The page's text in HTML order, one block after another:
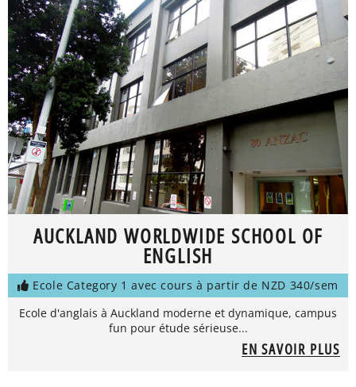
AUCKLAND WORLDWIDE SCHOOL OF
ENGLISH
Ecole Category 1 avec cours à partir de NZD 340/sem
Ecole d'anglais à Auckland moderne et dynamique, campus
fun pour étude sérieuse...
EN SAVOIR PLUS